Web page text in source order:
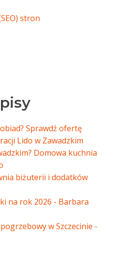
stron
Sprawdź ofertę
Lido w Zawadzkim
Domowa kuchnia
biżuterii i dodatków
na rok 2026 - Barbara
w Szczecinie -